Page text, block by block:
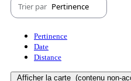
Trier par Pertinence
Pertinence
Date
Distance
Afficher la carte (contenu non-